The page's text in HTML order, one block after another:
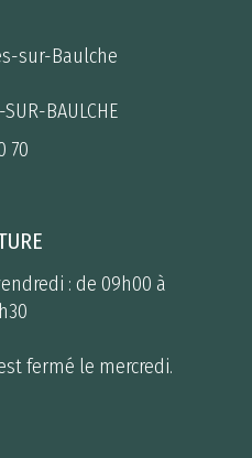
sur-Baulche
BAULCHE
70
: de 09h00 à
fermé le mercredi.